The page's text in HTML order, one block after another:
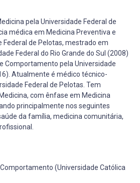
pela Universidade Federal de
médica em Medicina Preventiva e
Federal de Pelotas, mestrado em
Federal do Rio Grande do Sul (2008)
Comportamento pela Universidade
Atualmente é médico técnico-
Federal de Pelotas. Tem
com ênfase em Medicina
principalmente nos seguintes
da família, medicina comunitária,
(Universidade Católica